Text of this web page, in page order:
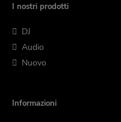
I nostri prodotti
DJ
Audio
Nuovo
Informazioni